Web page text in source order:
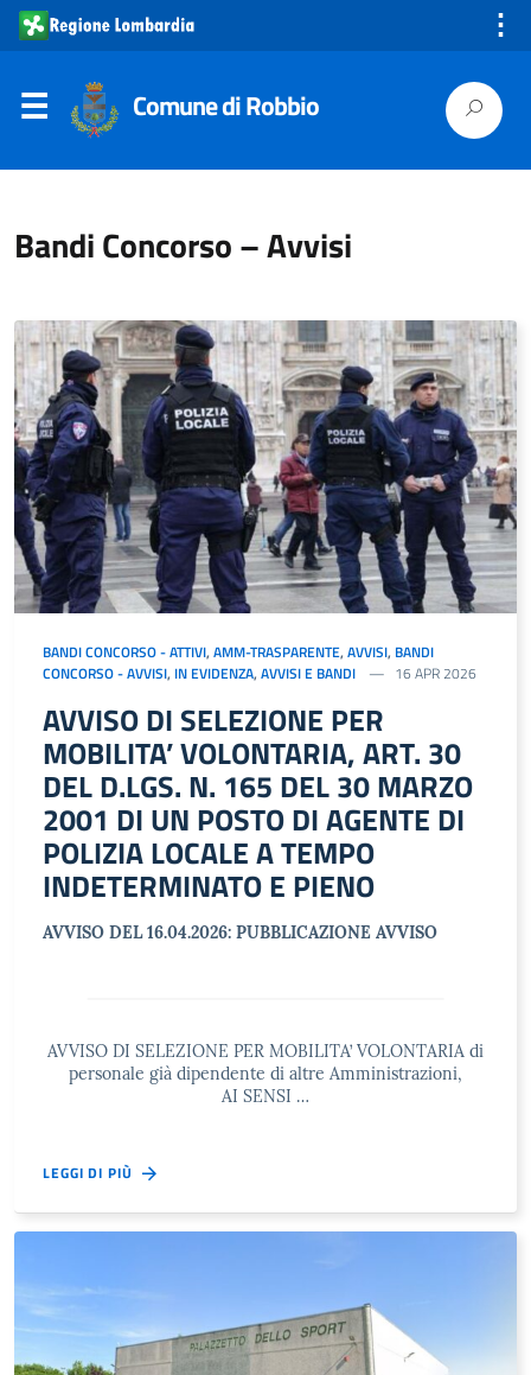
⋮
Comune di Robbio
Bandi Concorso – Avvisi
BANDI CONCORSO - ATTIVI, AMM-TRASPARENTE, AVVISI, BANDI
CONCORSO - AVVISI, IN EVIDENZA, AVVISI E BANDI 16 APR 2026
AVVISO DI SELEZIONE PER
MOBILITA’ VOLONTARIA, ART. 30
DEL D.LGS. N. 165 DEL 30 MARZO
2001 DI UN POSTO DI AGENTE DI
POLIZIA LOCALE A TEMPO
INDETERMINATO E PIENO
AVVISO DEL 16.04.2026: PUBBLICAZIONE AVVISO
AVVISO DI SELEZIONE PER MOBILITA’ VOLONTARIA di
personale già dipendente di altre Amministrazioni,
AI SENSI …
LEGGI DI PIÙ